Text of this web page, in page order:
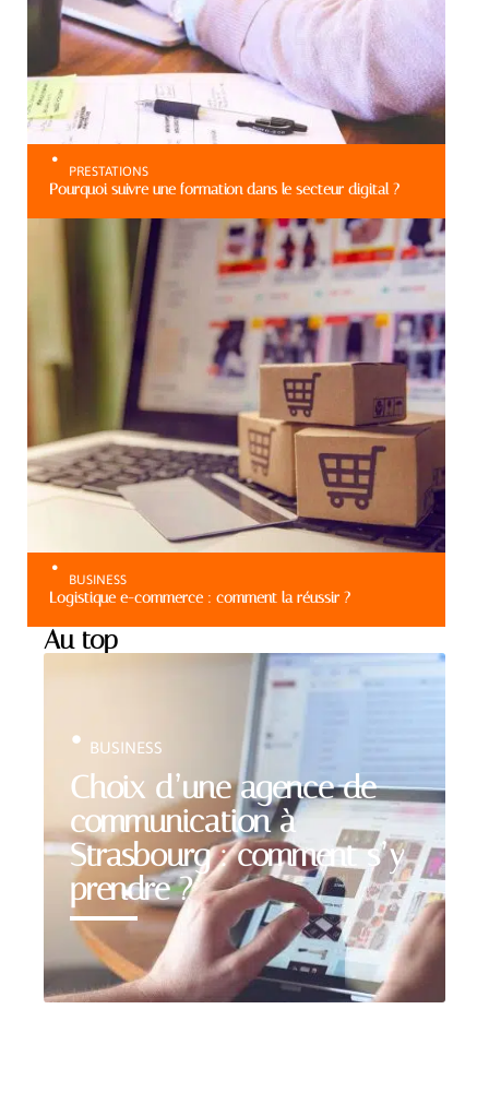
PRESTATIONS
Pourquoi suivre une formation dans le secteur digital ?
BUSINESS
Logistique e-commerce : comment la réussir ?
Au top
Choix d’une agence de
communication à
Strasbourg : comment s’y
prendre ?
BUSINESS